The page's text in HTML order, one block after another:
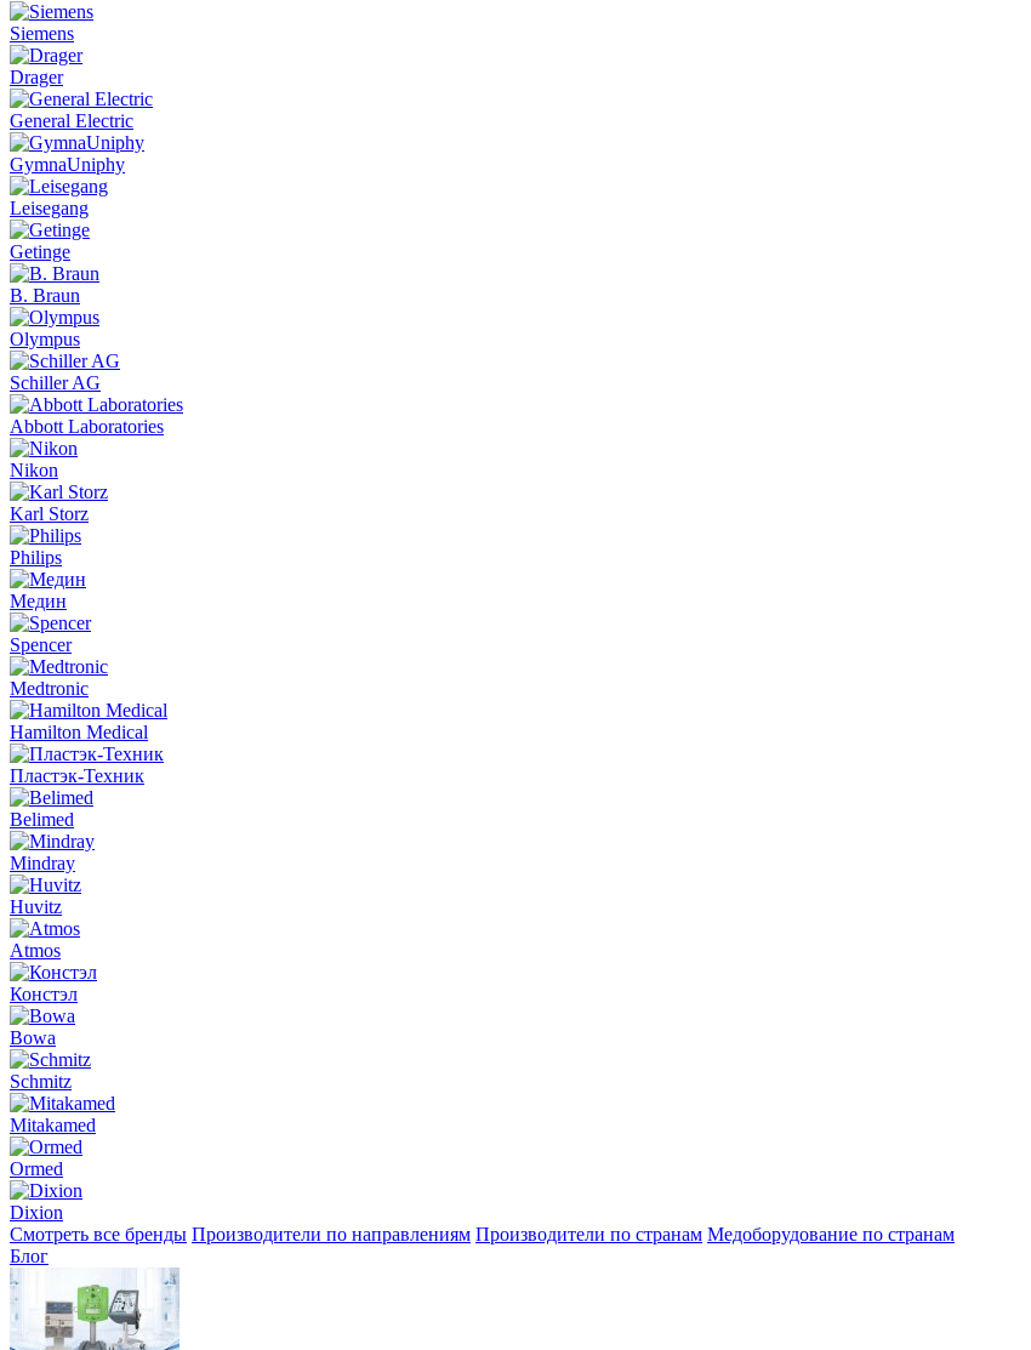
Siemens
Drager
General Electric
GymnaUniphy
Leisegang
Getinge
B. Braun
Olympus
Schiller AG
Abbott Laboratories
Nikon
Karl Storz
Philips
Медин
Spencer
Medtronic
Hamilton Medical
Пластэк-Техник
Belimed
Mindray
Huvitz
Atmos
Констэл
Bowa
Schmitz
Mitakamed
Ormed
Dixion
Смотреть все бренды Производители по направлениям Производители по странам Медоборудование по странам
Блог